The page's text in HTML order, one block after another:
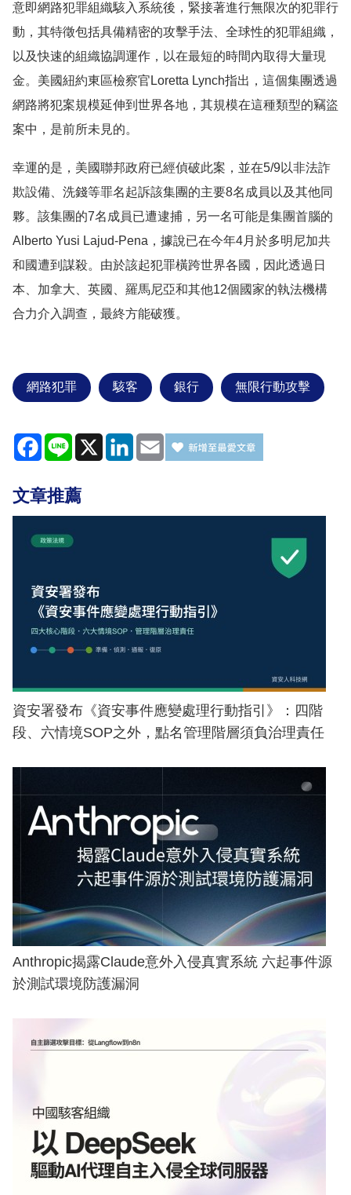
意即網路犯罪組織駭入系統後，緊接著進行無限次的犯罪行
動，其特徵包括具備精密的攻擊手法、全球性的犯罪組織，
以及快速的組織協調運作，以在最短的時間內取得大量現
金。美國紐約東區檢察官Loretta Lynch指出，這個集團透過
網路將犯案規模延伸到世界各地，其規模在這種類型的竊盜
案中，是前所未見的。
幸運的是，美國聯邦政府已經偵破此案，並在5/9以非法詐
欺設備、洗錢等罪名起訴該集團的主要8名成員以及其他同
夥。該集團的7名成員已遭逮捕，另一名可能是集團首腦的
Alberto Yusi Lajud-Pena，據說已在今年4月於多明尼加共
和國遭到謀殺。由於該起犯罪橫跨世界各國，因此透過日
本、加拿大、英國、羅馬尼亞和其他12個國家的執法機構
合力介入調查，最終方能破獲。
網路犯罪 駭客 銀行 無限行動攻擊
Facebook
Line X LinkedIn
Email
文章推薦
資安署發布《資安事件應變處理行動指引》：四階
段、六情境SOP之外，點名管理階層須負治理責任
Anthropic揭露Claude意外入侵真實系統 六起事件源
於測試環境防護漏洞